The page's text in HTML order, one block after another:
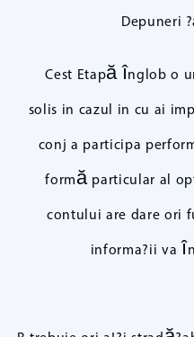
Depuneri
Cest Etapă înglob o
solis in cazul in cu ai
conj a participa
formă particular al
contului are dare ori
informa?ii va